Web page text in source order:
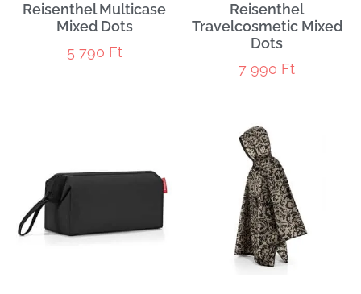
Reisenthel Multicase
Mixed Dots
5 790 Ft
Reisenthel
Travelcosmetic Mixed
Dots
7 990 Ft